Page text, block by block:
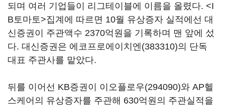
되며 여러 기업들이 리그테이블에 이름을 올렸다. <I
B토마토>집계에 따르면 10월 유상증자 실적에선 대
신증권이 주관액수 2370억원을 기록하며 맨 앞에 섰
다. 대신증권은 에코프로에이치엔(383310)의 단독
대표 주관사를 맡았다.
뒤를 이어선 KB증권이 이오플로우(294090)와 AP헬
스케어의 유상증자를 주관해 630억원의 주관실적을